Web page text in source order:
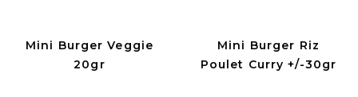
Mini Burger Veggie
20gr
Mini Burger Riz
Poulet Curry +/-30gr